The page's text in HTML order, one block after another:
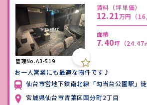
管理No.A3-519
賃料（坪単価）
12.21万円 （
面積
7.40坪 （24.47
お一人営業にも最適な物件です♪
仙台市営地下鉄南北線「勾当台公園駅」
宮城県仙台市青葉区国分町2丁目